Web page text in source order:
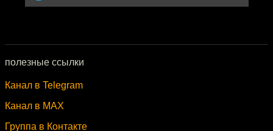
полезные ссылки
Канал в Telegram
Канал в MAX
Группа в Контакте